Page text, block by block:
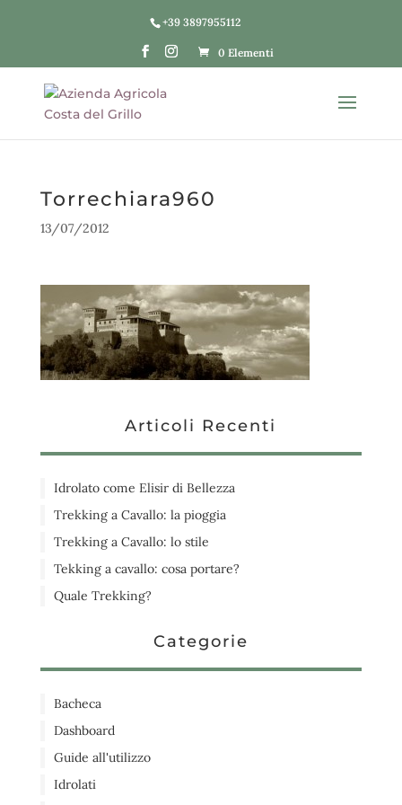
+39 3897955112
0 Elementi
Torrechiara960
13/07/2012
Articoli Recenti
Idrolato come Elisir di Bellezza
Trekking a Cavallo: la pioggia
Trekking a Cavallo: lo stile
Tekking a cavallo: cosa portare?
Quale Trekking?
Categorie
Bacheca
Dashboard
Guide all'utilizzo
Idrolati